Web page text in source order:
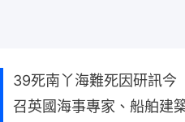
39死南丫海難死因研訊今
召英國海事專家、船舶建